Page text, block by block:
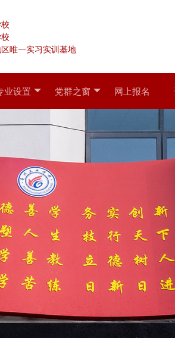
唯一实习实训基地
业设置 党群之窗 网上报名